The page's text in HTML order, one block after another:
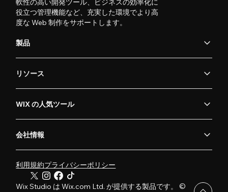
軟性の高い開発ツール、ビジネスの効率化に
役立つ管理機能など、充実した環境でより高
度な Web 制作をサポートします。
製品
リソース
WIX の人気ツール
会社情報
利用規約プライバシーポリシー
Wix Studio は Wix.com Ltd. が提供する製品です。 ©